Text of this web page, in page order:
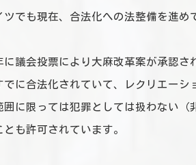
でも現在、合法化への法整備を進め
に議会投票により大麻改革案が承認
でに合法化されていて、レクリエー
囲に限っては犯罪としては扱わない
も許可されています。